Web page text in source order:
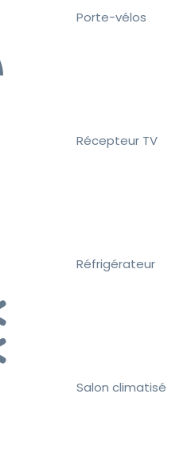
Porte-vélos
Récepteur TV
Réfrigérateur
Salon climatisé